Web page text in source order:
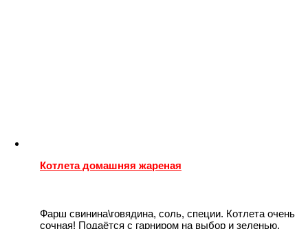
Котлета домашняя жареная
Фарш свинина\говядина, соль, специи. Котлета очень
сочная! Подаётся с гарниром на выбор и зеленью.